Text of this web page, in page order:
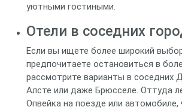
уютными гостиными.
Отели в соседних
Если вы ищете более широкий
предпочитаете остановиться в
рассмотрите варианты в соседних
Алсте или даже Брюсселе. Оттуда
Опвейка на поезде или